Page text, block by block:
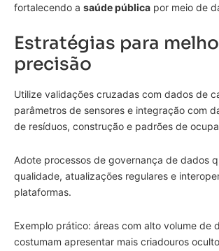
fortalecendo a saúde pública por meio de
Estratégias para
precisão
Utilize validações cruzadas com dados de
parâmetros de sensores e integração com
de resíduos, construção e padrões de
Adote processos de governança de dados
qualidade, atualizações regulares e
plataformas.
Exemplo prático: áreas com alto volume de
costumam apresentar mais criadouros